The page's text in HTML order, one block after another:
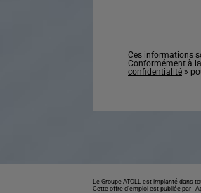
Ces informations
Conformément à
confidentialité »
Le Groupe ATOLL est implanté dans
Cette offre d’emploi est publiée par -